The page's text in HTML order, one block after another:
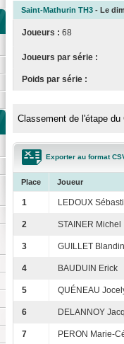
Saint-Mathurin TH3 - Le
Joueurs : 68
Joueurs par série :
Poids par série :
Classement de l'étape du
Exporter au format
Place Joueur
1 LEDOUX
2 STAINER Michel
3 GUILLET
4 BAUDUIN Erick
5 QUÉNEAU
6 DELANNOY
7 PERON Marie-